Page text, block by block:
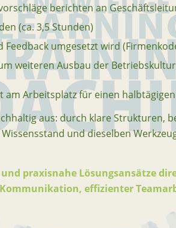
berichten an
(ca. 3,5 Stunden)
umgesetzt wird
weiteren Ausbau der
Arbeitsplatz für einen
aus: durch klare
und dieselben
praxisnahe Lösungsansätze
effizienter